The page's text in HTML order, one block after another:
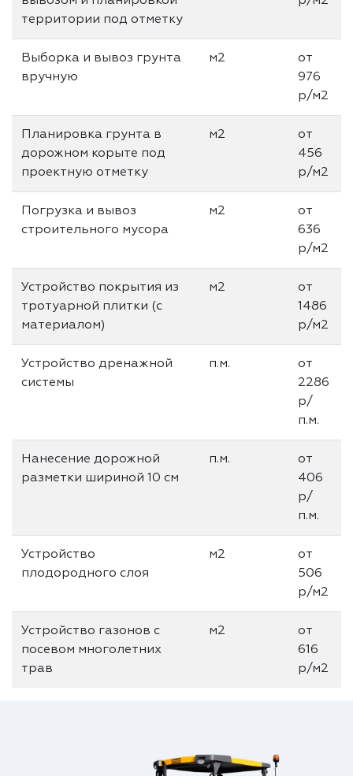
территории под отметку
Выборка и вывоз грунта
вручную
м2
от
976
р/м2
Планировка грунта в
дорожном корыте под
проектную отметку
м2
от
456
р/м2
Погрузка и вывоз
строительного мусора
м2
от
636
р/м2
Устройство покрытия из
тротуарной плитки (с
материалом)
м2
от
1486
р/м2
Устройство дренажной
системы
п.м.
от
2286
р/
п.м.
Нанесение дорожной
разметки шириной 10 см
п.м.
от
406
р/
п.м.
Устройство
плодородного слоя
м2
от
506
р/м2
Устройство газонов с
посевом многолетних
трав
м2
от
616
р/м2